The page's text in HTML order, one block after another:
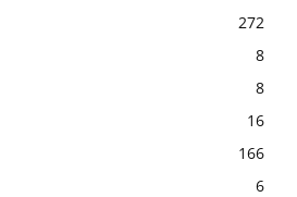
272
8
8
16
166
6